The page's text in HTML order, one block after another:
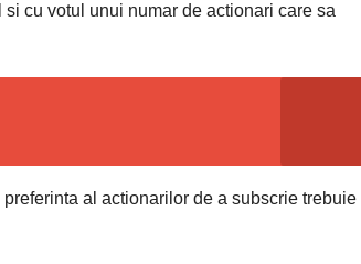
cu votul unui numar de actionari care sa
al actionarilor de a subscrie trebuie